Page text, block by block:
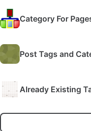
Category For
Post Tags and
Already Existing